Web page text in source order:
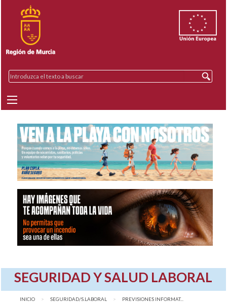
SEGURIDAD Y SALUD LABORAL
INICIO SEGURIDAD/S.LABORAL AQUÍ:
PREVISIONES INFORMAT...